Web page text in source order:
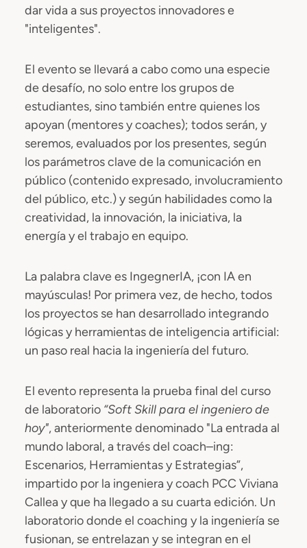
dar vida a sus proyectos innovadores e
"inteligentes".
El evento se llevará a cabo como una especie
de desafío, no solo entre los grupos de
estudiantes, sino también entre quienes los
apoyan (mentores y coaches); todos serán, y
seremos, evaluados por los presentes, según
los parámetros clave de la comunicación en
público (contenido expresado, involucramiento
del público, etc.) y según habilidades como la
creatividad, la innovación, la iniciativa, la
energía y el trabajo en equipo.
La palabra clave es IngegnerIA, ¡con IA en
mayúsculas! Por primera vez, de hecho, todos
los proyectos se han desarrollado integrando
lógicas y herramientas de inteligencia artificial:
un paso real hacia la ingeniería del futuro.
El evento representa la prueba final del curso
de laboratorio “Soft Skill para el ingeniero de
hoy", anteriormente denominado "La entrada al
mundo laboral, a través del coach–ing:
Escenarios, Herramientas y Estrategias”,
impartido por la ingeniera y coach PCC Viviana
Callea y que ha llegado a su cuarta edición. Un
laboratorio donde el coaching y la ingeniería se
fusionan, se entrelazan y se integran en el